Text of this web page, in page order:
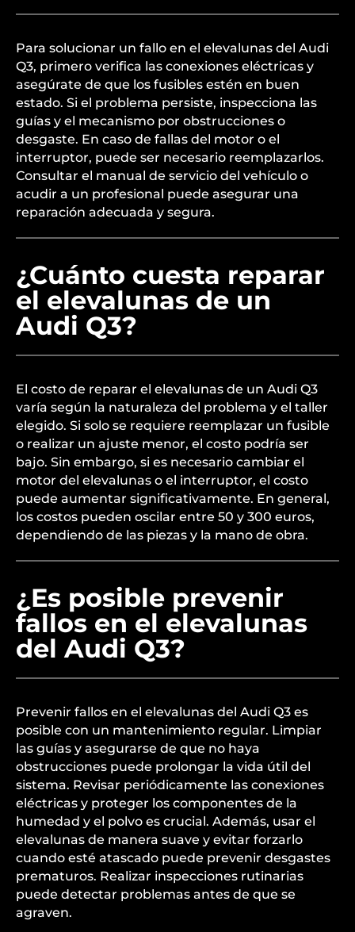
Para solucionar un fallo en el elevalunas del Audi
Q3, primero verifica las conexiones eléctricas y
asegúrate de que los fusibles estén en buen
estado. Si el problema persiste, inspecciona las
guías y el mecanismo por obstrucciones o
desgaste. En caso de fallas del motor o el
interruptor, puede ser necesario reemplazarlos.
Consultar el manual de servicio del vehículo o
acudir a un profesional puede asegurar una
reparación adecuada y segura.
¿Cuánto cuesta reparar
el elevalunas de un
Audi Q3?
El costo de reparar el elevalunas de un Audi Q3
varía según la naturaleza del problema y el taller
elegido. Si solo se requiere reemplazar un fusible
o realizar un ajuste menor, el costo podría ser
bajo. Sin embargo, si es necesario cambiar el
motor del elevalunas o el interruptor, el costo
puede aumentar significativamente. En general,
los costos pueden oscilar entre 50 y 300 euros,
dependiendo de las piezas y la mano de obra.
¿Es posible prevenir
fallos en el elevalunas
del Audi Q3?
Prevenir fallos en el elevalunas del Audi Q3 es
posible con un mantenimiento regular. Limpiar
las guías y asegurarse de que no haya
obstrucciones puede prolongar la vida útil del
sistema. Revisar periódicamente las conexiones
eléctricas y proteger los componentes de la
humedad y el polvo es crucial. Además, usar el
elevalunas de manera suave y evitar forzarlo
cuando esté atascado puede prevenir desgastes
prematuros. Realizar inspecciones rutinarias
puede detectar problemas antes de que se
agraven.